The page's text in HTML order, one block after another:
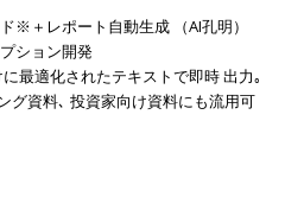
※＋レポート自動生成 （AI孔明）
ション開発
最適化されたテキストで即時 出力｡
グ資料､ 投資家向け資料にも流用可